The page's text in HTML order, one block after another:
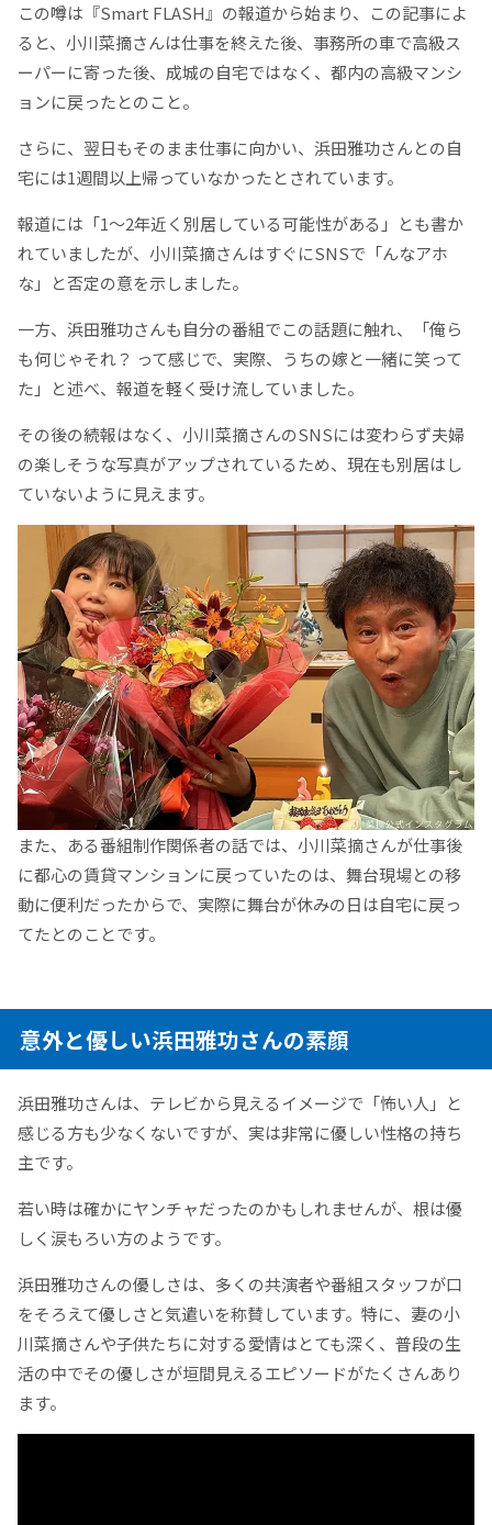
この噂は『Smart FLASH』の報道から始まり、この記事によ
ると、小川菜摘さんは仕事を終えた後、事務所の車で高級ス
ーパーに寄った後、成城の自宅ではなく、都内の高級マンシ
ョンに戻ったとのこと。
さらに、翌日もそのまま仕事に向かい、浜田雅功さんとの自
宅には1週間以上帰っていなかったとされています。
報道には「1～2年近く別居している可能性がある」とも書か
れていましたが、小川菜摘さんはすぐにSNSで「んなアホ
な」と否定の意を示しました。
一方、浜田雅功さんも自分の番組でこの話題に触れ、「俺ら
も何じゃそれ？ って感じで、実際、うちの嫁と一緒に笑って
た」と述べ、報道を軽く受け流していました。
その後の続報はなく、小川菜摘さんのSNSには変わらず夫婦
の楽しそうな写真がアップされているため、現在も別居はし
ていないように見えます。
また、ある番組制作関係者の話では、小川菜摘さんが仕事後
に都心の賃貸マンションに戻っていたのは、舞台現場との移
動に便利だったからで、実際に舞台が休みの日は自宅に戻っ
てたとのことです。
意外と優しい浜田雅功さんの素顔
浜田雅功さんは、テレビから見えるイメージで「怖い人」と
感じる方も少なくないですが、実は非常に優しい性格の持ち
主です。
若い時は確かにヤンチャだったのかもしれませんが、根は優
しく涙もろい方のようです。
浜田雅功さんの優しさは、多くの共演者や番組スタッフが口
をそろえて優しさと気遣いを称賛しています。特に、妻の小
川菜摘さんや子供たちに対する愛情はとても深く、普段の生
活の中でその優しさが垣間見えるエピソードがたくさんあり
ます。